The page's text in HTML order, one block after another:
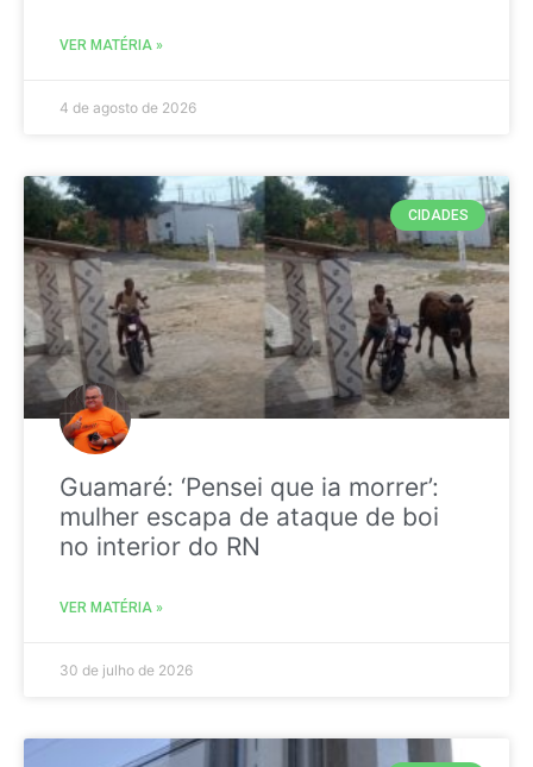
VER MATÉRIA »
4 de agosto de 2026
CIDADES
Guamaré: ‘Pensei que ia morrer’:
mulher escapa de ataque de boi
no interior do RN
VER MATÉRIA »
30 de julho de 2026